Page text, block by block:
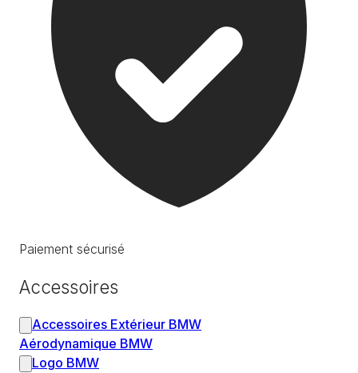
Paiement sécurisé
Accessoires
Accessoires Extérieur BMW
Aérodynamique BMW
Logo BMW